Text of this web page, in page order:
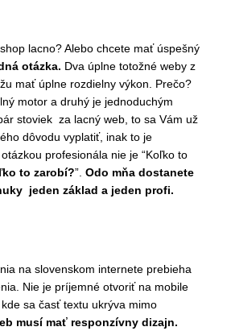
lacno? Alebo chcete mať úspešný
otázka. Dva úplne totožné weby z
mať úplne rozdielny výkon. Prečo?
motor a druhý je jednoduchým
stoviek za lacný web, to sa Vám už
dôvodu vyplatiť, inak to je
profesionála nie je “Koľko to
to zarobí?”. Odo mňa dostanete
jeden základ a jeden profi.
na slovenskom internete prebieha
Nie je príjemné otvoriť na mobile
sa časť textu ukrýva mimo
musí mať responzívny dizajn.